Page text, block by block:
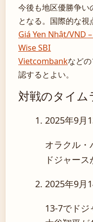
今後も地区優勝争い
となる。国際的な視
Giá Yen Nhật/VND
Wise SBI
Vietcombankなど
認するとよい。
対戦のタイム
2025年9月
オラクル・
ドジャース
2025年9月
13-7でドジ